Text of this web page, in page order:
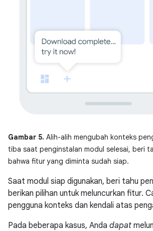
Gambar 5. Alih-alih mengubah konteks
tiba saat penginstalan modul selesai, beri
bahwa fitur yang diminta sudah siap.
Saat modul siap digunakan, beri tahu
berikan pilihan untuk meluncurkan fitur.
pengguna konteks dan kendali atas
Pada beberapa kasus, Anda dapat